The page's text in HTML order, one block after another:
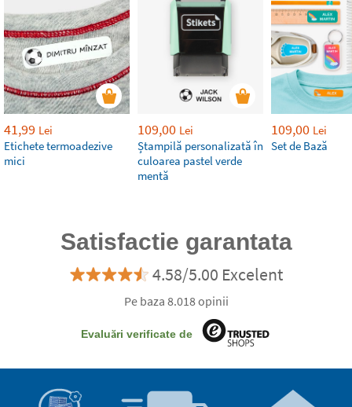
41,99 Lei
Etichete termoadezive
mici
109,00 Lei
Ștampilă personalizată în
culoarea pastel verde
mentă
109,00 Lei
Set de Bază
Satisfactie garantata
4.58/5.00 Excelent
Pe baza 8.018 opinii
Evaluări verificate de